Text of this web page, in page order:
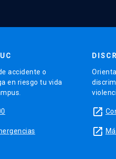
accidente o
en riesgo tu vida
launch
launch